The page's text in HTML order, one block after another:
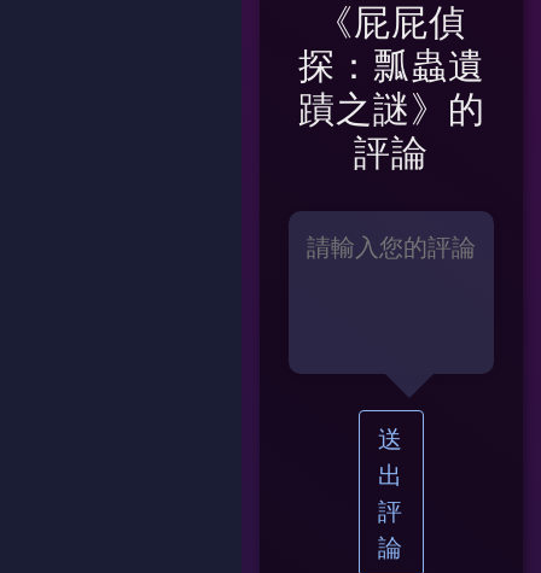
《屁屁偵
探：瓢蟲遺
蹟之謎》 的
評論
送
出
評
論